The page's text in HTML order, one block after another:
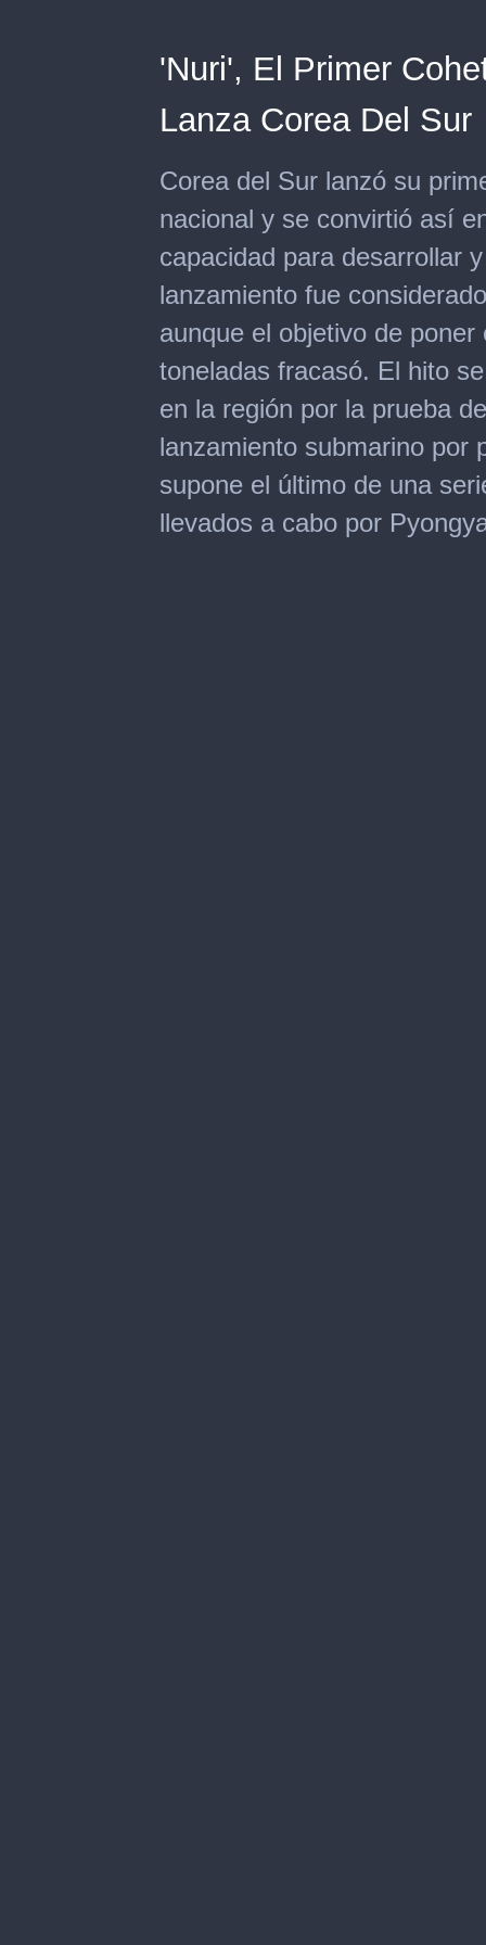
'Nuri', El Primer
Lanza Corea Del Sur
Corea del Sur lanzó su
nacional y se convirtió así
capacidad para desarrollar
lanzamiento fue
aunque el objetivo de
toneladas fracasó. El hito
en la región por la prueba
lanzamiento submarino por
supone el último de una
llevados a cabo por